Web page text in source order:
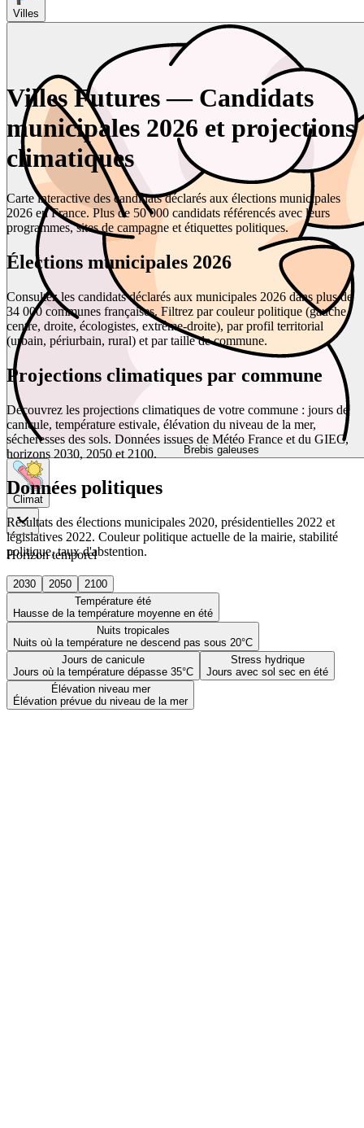
Villes
Brebis galeuses
Climat
Horizon temporel
2030 2050
2100
Température été
Hausse de la température moyenne en été
Nuits tropicales
Nuits où la température ne descend pas sous 20°C
Jours de canicule
Jours où la température dépasse 35°C
Stress hydrique
Jours avec sol sec en été
Élévation niveau mer
Élévation prévue du niveau de la mer
Villes Futures — Candidats
municipales 2026 et projections
climatiques
Carte interactive des candidats déclarés aux élections municipales
2026 en France. Plus de 50 000 candidats référencés avec leurs
programmes, sites de campagne et étiquettes politiques.
Élections municipales 2026
Consultez les candidats déclarés aux municipales 2026 dans plus de
34 000 communes françaises. Filtrez par couleur politique (gauche,
centre, droite, écologistes, extrême-droite), par profil territorial
(urbain, périurbain, rural) et par taille de commune.
Projections climatiques par commune
Découvrez les projections climatiques de votre commune : jours de
canicule, température estivale, élévation du niveau de la mer,
sécheresses des sols. Données issues de Météo France et du GIEC,
horizons 2030, 2050 et 2100.
Données politiques
Résultats des élections municipales 2020, présidentielles 2022 et
législatives 2022. Couleur politique actuelle de la mairie, stabilité
politique, taux d'abstention.